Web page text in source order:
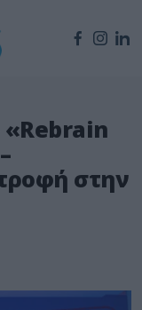
«Rebrain
στην